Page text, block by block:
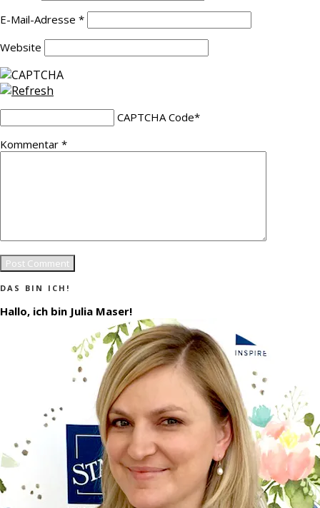
E-Mail-Adresse *
Website
CAPTCHA Code*
Kommentar *
DAS BIN ICH!
Hallo, ich bin Julia Maser!